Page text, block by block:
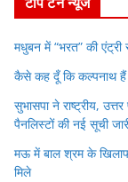
मधुबन में “भरत” की एंट्री
कैसे कह दूँ कि कल्पनाथ
सुभासपा ने राष्ट्रीय,
पैनलिस्टों की नई सूची
मऊ में बाल श्रम के खिलाफ
मिले